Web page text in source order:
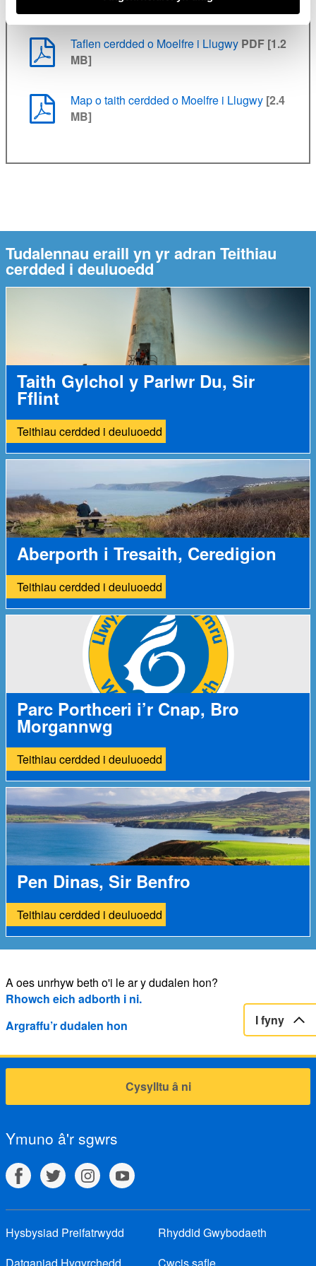
cysylltiedig
Taflen cerdded o Moelfre i Llugwy PDF [1.2
MB]
Map o taith cerdded o Moelfre i Llugwy [2.4
MB]
Tudalennau eraill yn yr adran Teithiau
cerdded i deuluoedd
Taith Gylchol y Parlwr Du, Sir
Fflint
Teithiau cerdded i deuluoedd
Aberporth i Tresaith, Ceredigion
Teithiau cerdded i deuluoedd
Parc Porthceri i’r Cnap, Bro
Morgannwg
Teithiau cerdded i deuluoedd
Pen Dinas, Sir Benfro
Teithiau cerdded i deuluoedd
A oes unrhyw beth o'i le ar y dudalen hon?
Rhowch eich adborth i ni.
Argraffu’r dudalen hon
I fyny
Cysylltu â ni
Ymuno â'r sgwrs
Hysbysiad Preifatrwydd
Rhyddid Gwybodaeth